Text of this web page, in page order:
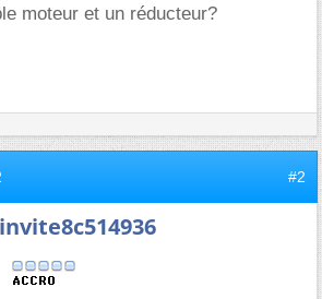
moteur et un réducteur?
#2
invite8c514936